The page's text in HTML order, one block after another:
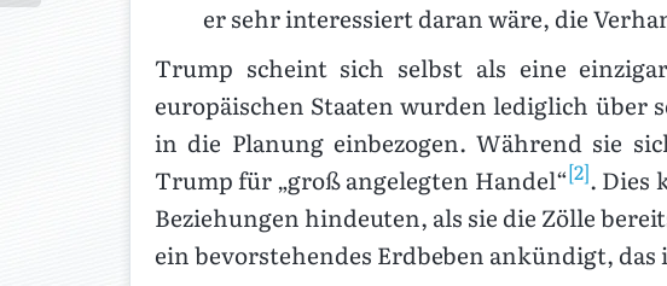
er sehr interessiert daran wäre, die
Trump scheint sich selbst als eine
europäischen Staaten wurden lediglich
in die Planung einbezogen. Während sie
Trump für „groß angelegten Handel“[2]. Dies
Beziehungen hindeuten, als sie die Zölle
ein bevorstehendes Erdbeben ankündigt,